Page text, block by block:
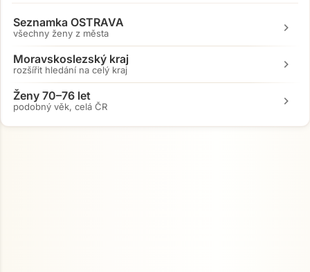
Seznamka OSTRAVA
všechny ženy z města chevron_right
Moravskoslezský kraj
rozšířit hledání na celý kraj chevron_right
Ženy 70–76 let
podobný věk, celá ČR chevron_right